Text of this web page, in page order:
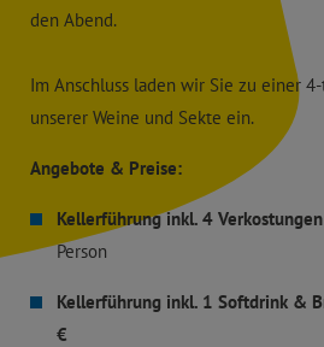
den Abend.
Im Anschluss laden wir Sie zu einer
unserer Weine und Sekte ein.
Angebote & Preise:
Kellerführung inkl. 4
Person
Kellerführung inkl. 1 Softdrink &
€